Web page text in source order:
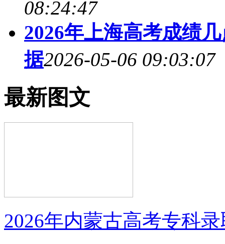
08:24:47
2026年上海高考成绩
据2026-05-06 09:03:07
最新图文
2026年内蒙古高考专科